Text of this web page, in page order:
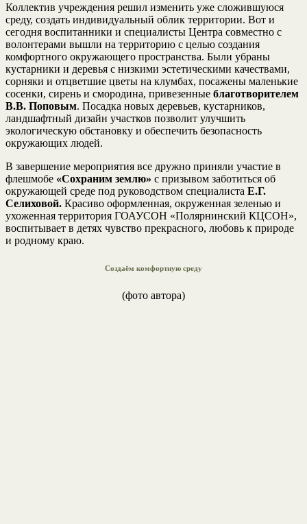
Коллектив учреждения решил изменить уже сложившуюся
среду, создать индивидуальный облик территории. Вот и
сегодня воспитанники и специалисты Центра совместно с
волонтерами вышли на территорию с целью создания
комфортного окружающего пространства. Были убраны
кустарники и деревья с низкими эстетическими качествами,
сорняки и отцветшие цветы на клумбах, посажены маленькие
сосенки, сирень и смородина, привезенные благотворителем
В.В. Поповым. Посадка новых деревьев, кустарников,
ландшафтный дизайн участков позволит улучшить
экологическую обстановку и обеспечить безопасность
окружающих людей.
В завершение мероприятия все дружно приняли участие в
флешмобе «Сохраним землю» с призывом заботиться об
окружающей среде под руководством специалиста Е.Г.
Селиховой. Красиво оформленная, окруженная зеленью и
ухоженная территория ГОАУСОН «Полярнинский КЦСОН»,
воспитывает в детях чувство прекрасного, любовь к природе
и родному краю.
Создаём комфортную среду
(фото автора)